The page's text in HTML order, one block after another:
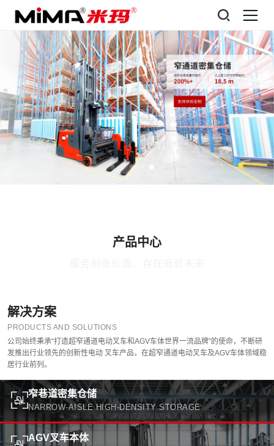
产品中心
解决方案
PRODUCTS AND SOLUTIONS
公司始终秉承“打造超窄通道电动叉车和AGV车体世界一流品牌”的使命，不断研
发推出行业领先的创新性电动 叉车产品，在超窄通道电动叉车及AGV车体领域稳
居行业前列。
窄巷道密集仓储
NARROW-AISLE HIGH-DENSITY STORAGE
AGV叉车本体